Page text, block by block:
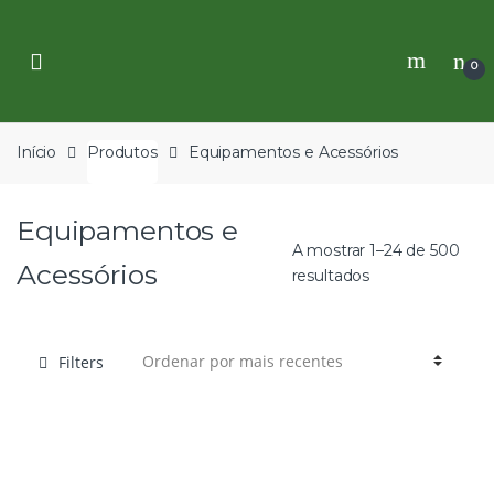
navigation
content
0
Início Produtos Equipamentos e Acessórios
Equipamentos e
Acessórios
A mostrar 1–24 de 500
resultados
Filters